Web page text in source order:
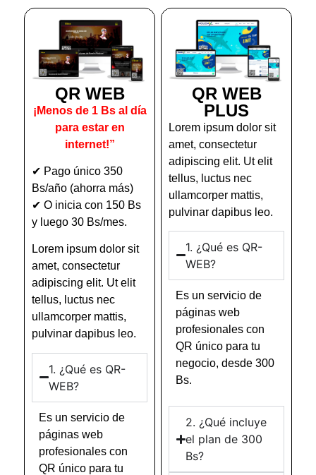
QR WEB
¡Menos de 1 Bs al día
para estar en
internet!”
✔ Pago único 350
Bs/año (ahorra más)
✔ O inicia con 150 Bs
y luego 30 Bs/mes.
Lorem ipsum dolor sit
amet, consectetur
adipiscing elit. Ut elit
tellus, luctus nec
ullamcorper mattis,
pulvinar dapibus leo.
1. ¿Qué es QR-
WEB?
Es un servicio de
páginas web
profesionales con
QR único para tu
QR WEB
PLUS
Lorem ipsum dolor sit
amet, consectetur
adipiscing elit. Ut elit
tellus, luctus nec
ullamcorper mattis,
pulvinar dapibus leo.
1. ¿Qué es QR-
WEB?
Es un servicio de
páginas web
profesionales con
QR único para tu
negocio, desde 300
Bs.
2. ¿Qué incluye
el plan de 300
Bs?